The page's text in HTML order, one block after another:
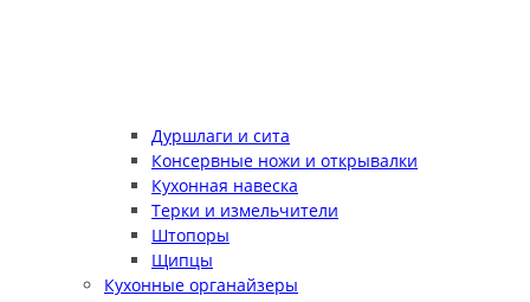
Дуршлаги и сита
Консервные ножи и открывалки
Кухонная навеска
Терки и измельчители
Штопоры
Щипцы
Кухонные органайзеры